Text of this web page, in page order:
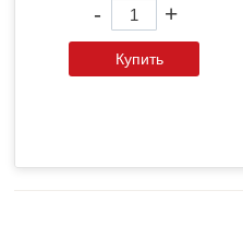
- +
Купить